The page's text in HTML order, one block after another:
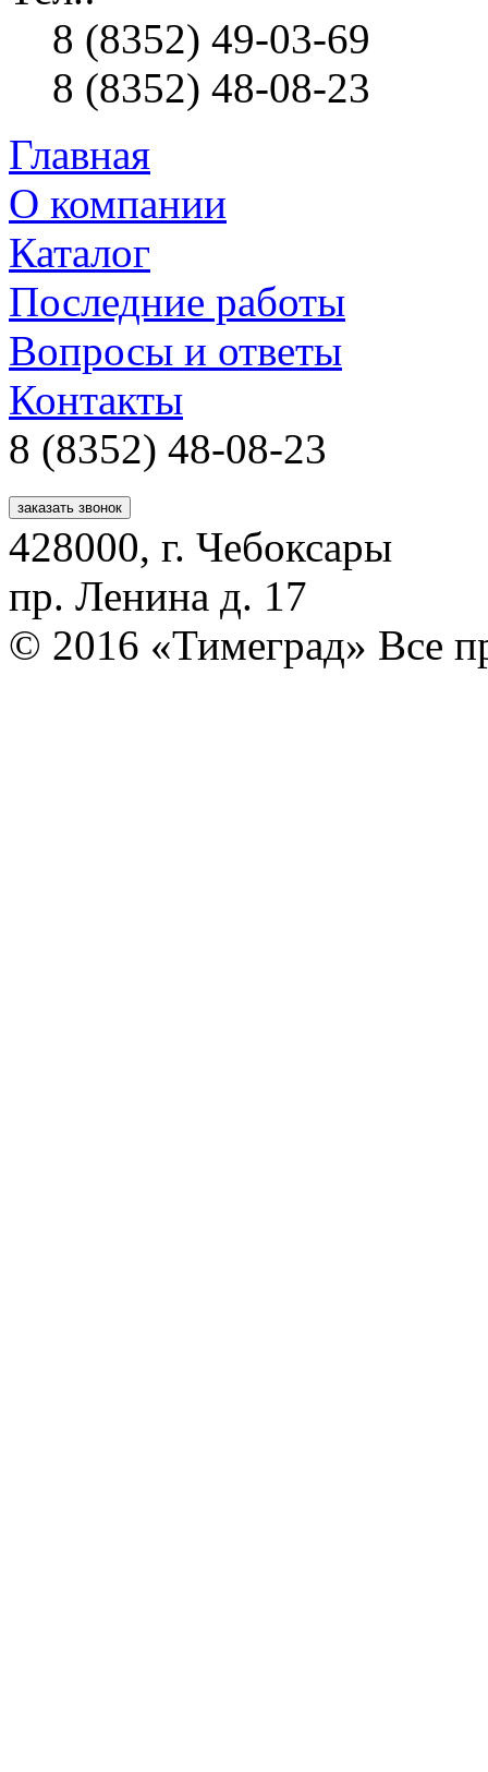
8 (8352) 49-03-69
8 (8352) 48-08-23
Главная
О компании
Каталог
Последние работы
Вопросы и ответы
Контакты
8 (8352) 48-08-23
заказать звонок
428000, г. Чебоксары
пр. Ленина д. 17
© 2016 «Тимеград» Все